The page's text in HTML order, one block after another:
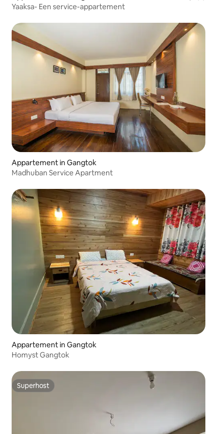
Yaaksa- Een service-appartement
Appartement in Gangtok
Madhuban Service Apartment
Appartement in Gangtok
Homyst Gangtok
Superhost
Superhost